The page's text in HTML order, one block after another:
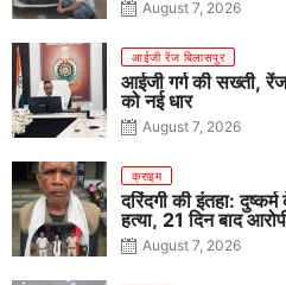
August 7, 2026
आईजी रेंज बिलासपुर
आईजी गर्ग की सख्ती,
को नई धार
August 7, 2026
क्राइम
दरिंदगी की इंतहा:
हत्या, 21 दिन बाद
August 7, 2026